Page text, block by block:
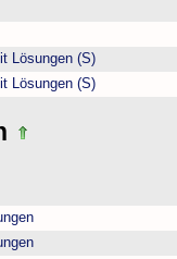
Lösungen (S)
Lösungen (S)